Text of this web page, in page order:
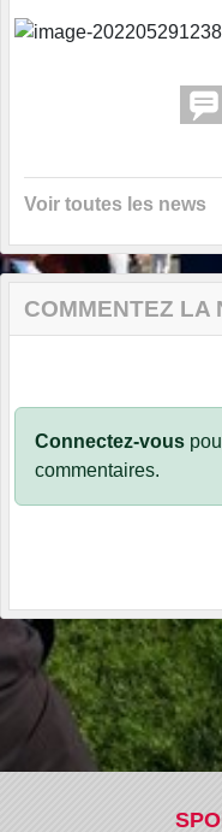
Voir toutes les news
COMMENTEZ LA
Connectez-vous
commentaires.